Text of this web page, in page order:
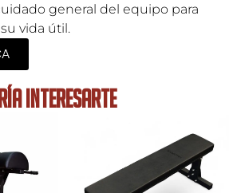
general del equipo para
vida útil.
INTERESARTE